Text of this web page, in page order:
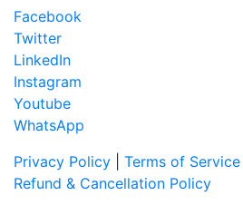
Facebook
Twitter
LinkedIn
Instagram
Youtube
WhatsApp
Privacy Policy
Terms of Service
Refund & Cancellation Policy